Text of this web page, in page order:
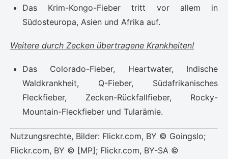
Das Krim-Kongo-Fieber tritt vor allem in
Südosteuropa, Asien und Afrika auf.
Weitere durch Zecken übertragene Krankheiten!
Das Colorado-Fieber, Heartwater, Indische
Waldkrankheit, Q-Fieber, Südafrikanisches
Fleckfieber, Zecken-Rückfallfieber, Rocky-
Mountain-Fleckfieber und Tularämie.
Nutzungsrechte, Bilder: Flickr.com, BY © Goingslo;
Flickr.com, BY © [MP]; Flickr.com, BY-SA ©